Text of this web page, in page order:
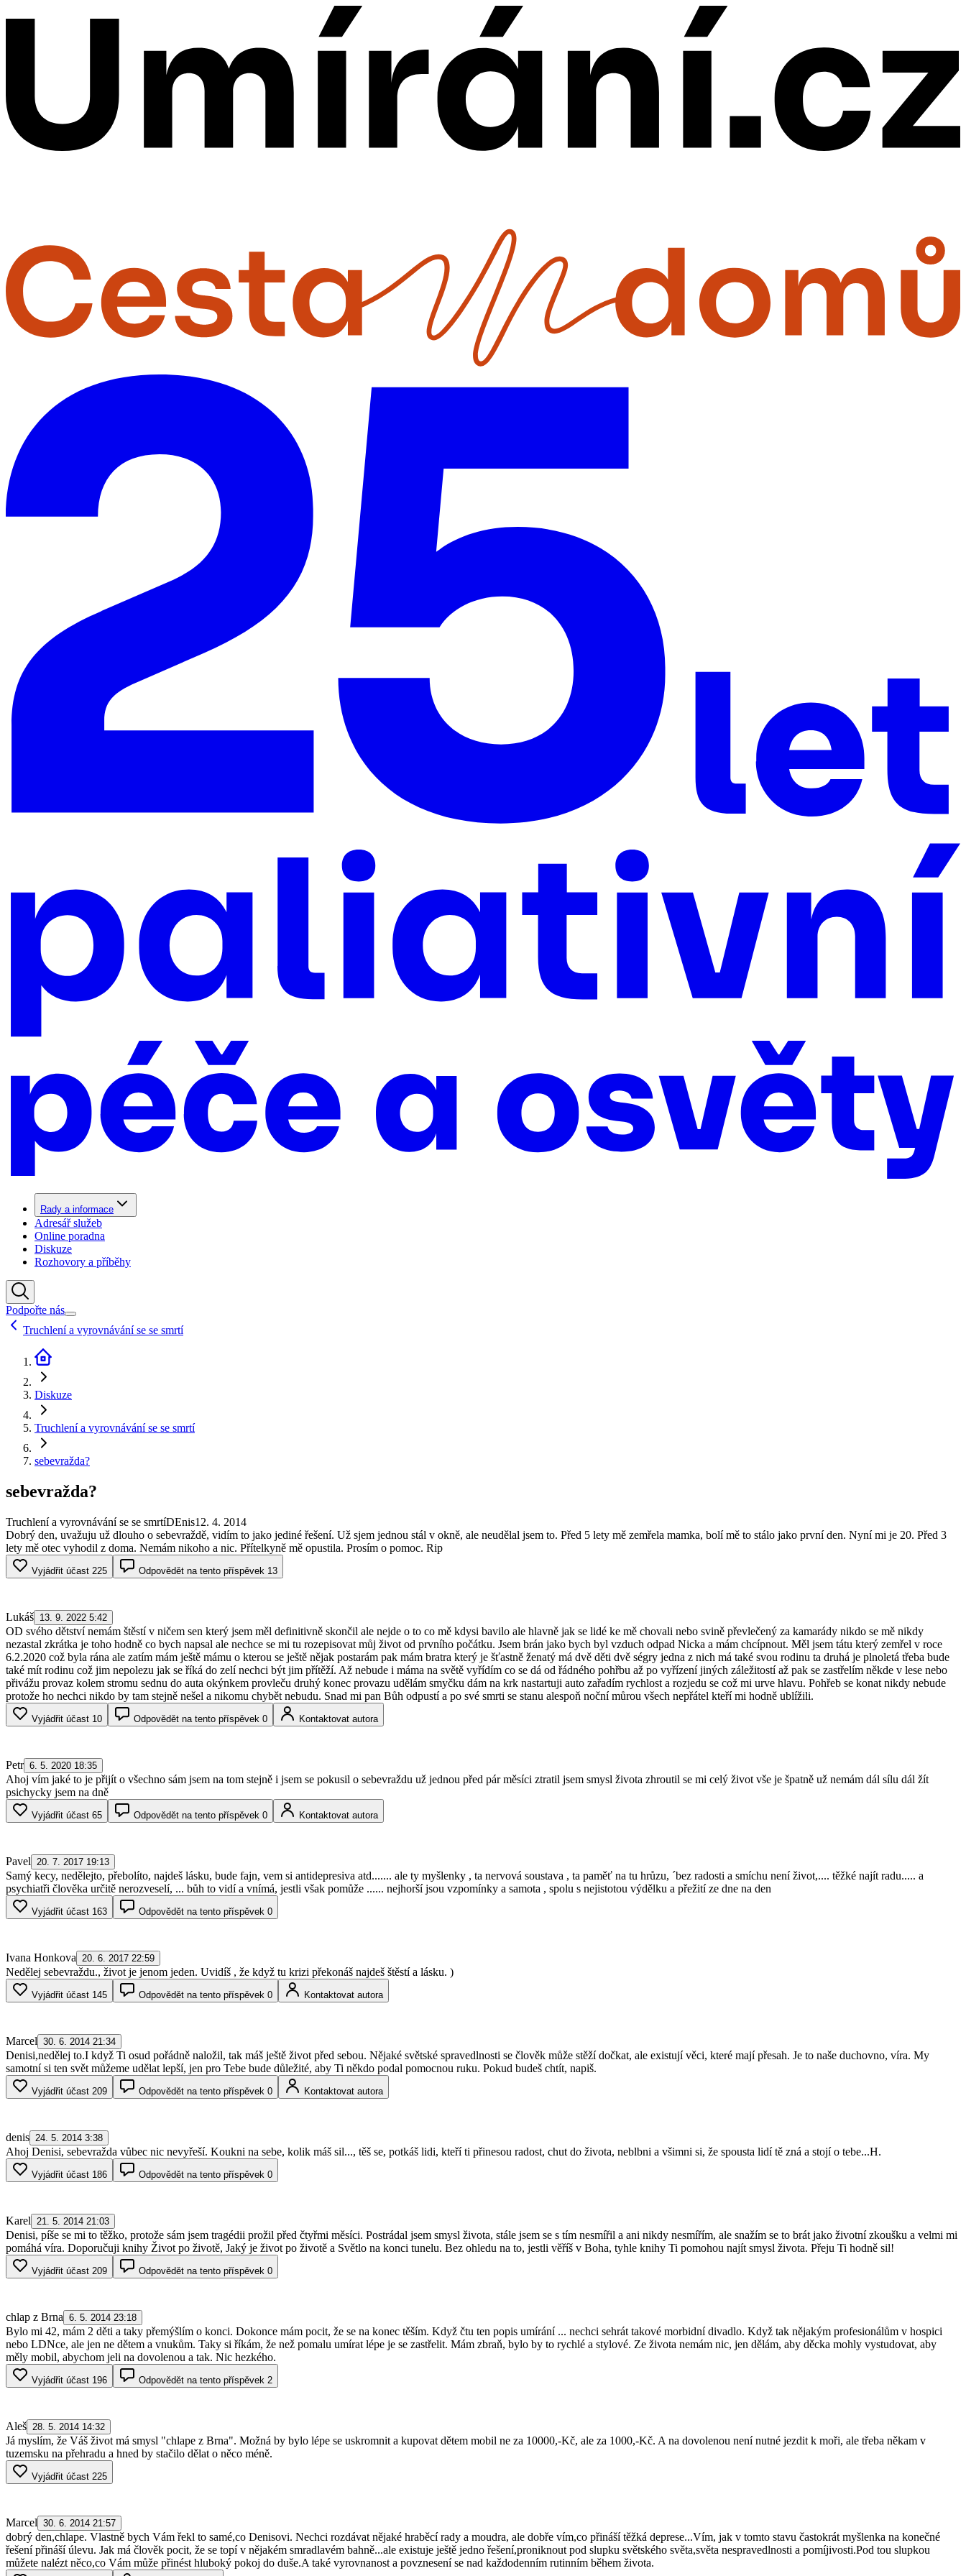
Rady a informace
Adresář služeb
Online poradna
Diskuze
Rozhovory a příběhy
Podpořte nás
Truchlení a vyrovnávání se se smrtí
Diskuze
Truchlení a vyrovnávání se se smrtí
sebevražda?
sebevražda?
Truchlení a vyrovnávání se se smrtíDEnis12. 4. 2014
Dobrý den, uvažuju už dlouho o sebevraždě, vidím to jako jediné řešení. Už sjem jednou stál v okně, ale neudělal jsem to. Před 5 lety mě zemřela mamka, bolí mě to stálo jako první den. Nyní mi je 20. Před 3
lety mě otec vyhodil z doma. Nemám nikoho a nic. Přítelkyně mě opustila. Prosím o pomoc. Rip
Vyjádřit účast 225 Odpovědět na tento příspěvek 13
Lukáš 13. 9. 2022 5:42
OD svého dětství nemám štěstí v ničem sen který jsem měl definitivně skončil ale nejde o to co mě kdysi bavilo ale hlavně jak se lidé ke mě chovali nebo svině převlečený za kamarády nikdo se mě nikdy
nezastal zkrátka je toho hodně co bych napsal ale nechce se mi tu rozepisovat můj život od prvního počátku. Jsem brán jako bych byl vzduch odpad Nicka a mám chcípnout. Měl jsem tátu který zemřel v roce
6.2.2020 což byla rána ale zatím mám ještě mámu o kterou se ještě nějak postarám pak mám bratra který je šťastně ženatý má dvě děti dvě ségry jedna z nich má také svou rodinu ta druhá je plnoletá třeba bude
také mít rodinu což jim nepolezu jak se říká do zelí nechci být jim přítěží. Až nebude i máma na světě vyřídím co se dá od řádného pohřbu až po vyřízení jiných záležitostí až pak se zastřelím někde v lese nebo
přivážu provaz kolem stromu sednu do auta okýnkem provleču druhý konec provazu udělám smyčku dám na krk nastartuji auto zařadím rychlost a rozjedu se což mi urve hlavu. Pohřeb se konat nikdy nebude
protože ho nechci nikdo by tam stejně nešel a nikomu chybět nebudu. Snad mi pan Bůh odpustí a po své smrti se stanu alespoň noční můrou všech nepřátel kteří mi hodně ublížili.
Vyjádřit účast 10 Odpovědět na tento příspěvek 0 Kontaktovat autora
Petr 6. 5. 2020 18:35
Ahoj vím jaké to je přijít o všechno sám jsem na tom stejně i jsem se pokusil o sebevraždu už jednou před pár měsíci ztratil jsem smysl života zhroutil se mi celý život vše je špatně už nemám dál sílu dál žít
psichycky jsem na dně
Vyjádřit účast 65 Odpovědět na tento příspěvek 0 Kontaktovat autora
Pavel 20. 7. 2017 19:13
Samý kecy, nedělejto, přebolíto, najdeš lásku, bude fajn, vem si antidepresiva atd....... ale ty myšlenky , ta nervová soustava , ta paměť na tu hrůzu, ´bez radosti a smíchu není život,.... těžké najít radu..... a
psychiatři člověka určitě nerozveselí, ... bůh to vidí a vnímá, jestli však pomůže ...... nejhorší jsou vzpomínky a samota , spolu s nejistotou výdělku a přežití ze dne na den
Vyjádřit účast 163 Odpovědět na tento příspěvek 0
Ivana Honkova 20. 6. 2017 22:59
Nedělej sebevraždu., život je jenom jeden. Uvidíš , že když tu krizi překonáš najdeš štěstí a lásku. )
Vyjádřit účast 145 Odpovědět na tento příspěvek 0 Kontaktovat autora
Marcel 30. 6. 2014 21:34
Denisi,nedělej to.I když Ti osud pořádně naložil, tak máš ještě život před sebou. Nějaké světské spravedlnosti se člověk může stěží dočkat, ale existují věci, které mají přesah. Je to naše duchovno, víra. My
samotní si ten svět můžeme udělat lepší, jen pro Tebe bude důležité, aby Ti někdo podal pomocnou ruku. Pokud budeš chtít, napiš.
Vyjádřit účast 209 Odpovědět na tento příspěvek 0 Kontaktovat autora
denis 24. 5. 2014 3:38
Ahoj Denisi, sebevražda vůbec nic nevyřeší. Koukni na sebe, kolik máš sil..., těš se, potkáš lidi, kteří ti přinesou radost, chut do života, neblbni a všimni si, že spousta lidí tě zná a stojí o tebe...H.
Vyjádřit účast 186 Odpovědět na tento příspěvek 0
Karel 21. 5. 2014 21:03
Denisi, píše se mi to těžko, protože sám jsem tragédii prožil před čtyřmi měsíci. Postrádal jsem smysl života, stále jsem se s tím nesmířil a ani nikdy nesmířím, ale snažím se to brát jako životní zkoušku a velmi mi
pomáhá víra. Doporučuji knihy Život po životě, Jaký je život po životě a Světlo na konci tunelu. Bez ohledu na to, jestli věříš v Boha, tyhle knihy Ti pomohou najít smysl života. Přeju Ti hodně sil!
Vyjádřit účast 209 Odpovědět na tento příspěvek 0
chlap z Brna 6. 5. 2014 23:18
Bylo mi 42, mám 2 děti a taky přemýšlím o konci. Dokonce mám pocit, že se na konec těším. Když čtu ten popis umírání ... nechci sehrát takové morbidní divadlo. Když tak nějakým profesionálům v hospici
nebo LDNce, ale jen ne dětem a vnukům. Taky si říkám, že než pomalu umírat lépe je se zastřelit. Mám zbraň, bylo by to rychlé a stylové. Ze života nemám nic, jen dělám, aby děcka mohly vystudovat, aby
měly mobil, abychom jeli na dovolenou a tak. Nic hezkého.
Vyjádřit účast 196 Odpovědět na tento příspěvek 2
Aleš 28. 5. 2014 14:32
Já myslím, že Váš život má smysl "chlape z Brna". Možná by bylo lépe se uskromnit a kupovat dětem mobil ne za 10000,-Kč, ale za 1000,-Kč. A na dovolenou není nutné jezdit k moři, ale třeba někam v
tuzemsku na přehradu a hned by stačilo dělat o něco méně.
Vyjádřit účast 225
Marcel 30. 6. 2014 21:57
dobrý den,chlape. Vlastně bych Vám řekl to samé,co Denisovi. Nechci rozdávat nějaké hraběcí rady a moudra, ale dobře vím,co přináší těžká deprese...Vím, jak v tomto stavu častokrát myšlenka na konečné
řešení přináší úlevu. Jak má člověk pocit, že se topí v nějakém smradlavém bahně...ale existuje ještě jedno řešení,proniknout pod slupku světského světa,světa nespravedlnosti a pomíjivosti.Pod tou slupkou
můžete nalézt něco,co Vám může přinést hluboký pokoj do duše.A také vyrovnanost a povznesení se nad každodenním rutinním během života.